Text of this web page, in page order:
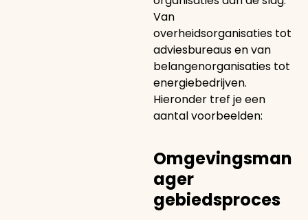
Van
overheidsorganisaties tot
adviesbureaus en van
belangenorganisaties tot
energiebedrijven.
Hieronder tref je een
aantal voorbeelden:
Omgevingsman
ager
gebiedsproces